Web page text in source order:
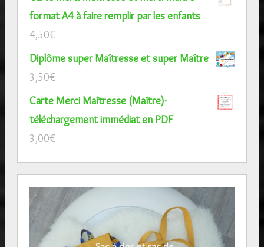
format A4 à faire remplir par les enfants
4,50€
Diplôme super Maîtresse et super Maître
3,50€
Carte Merci Maîtresse (Maître)-
téléchargement immédiat en PDF
3,00€